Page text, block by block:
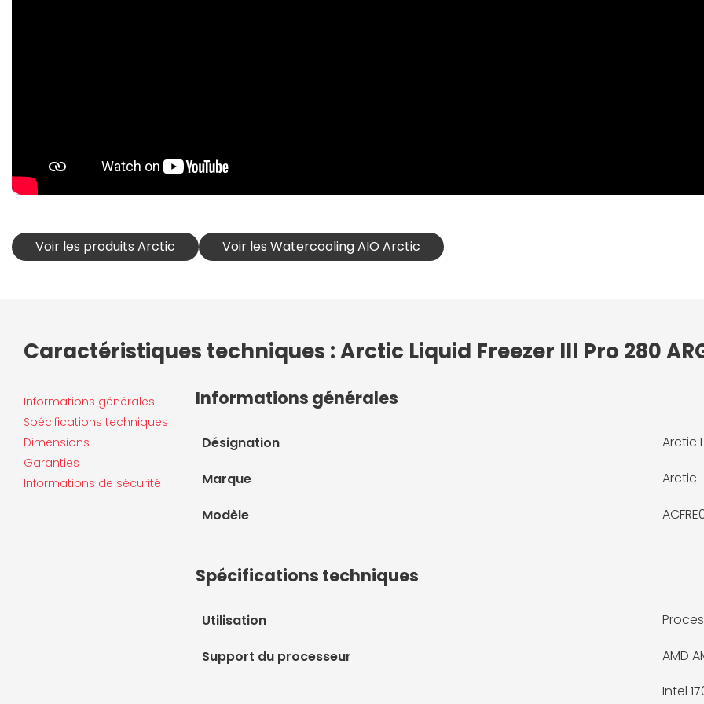
Voir les produits Arctic Voir les Watercooling AIO Arctic
Caractéristiques techniques : Arctic Liquid Freezer III Pro 280
Informations générales
Spécifications techniques
Dimensions
Garanties
Informations de sécurité
Informations générales
Désignation Arctic
Marque Arctic
Modèle
Spécifications techniques
Utilisation
Support du processeur
AMD
Intel